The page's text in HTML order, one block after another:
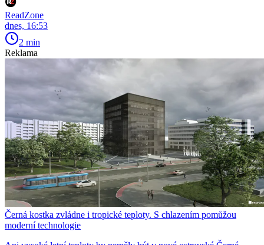
ReadZone
dnes, 16:53
2 min
Reklama
Černá kostka zvládne i tropické teploty. S chlazením pomůžou
moderní technologie